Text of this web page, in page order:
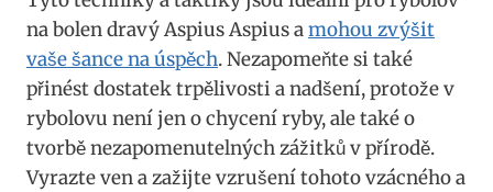
na bolen dravý Aspius Aspius amohou zvýšit
vaše šance na úspěch. Nezapomeňte si také
přinést dostatek trpělivosti a nadšení, protože v
rybolovu není jen o chycení ryby, ⁣ale také o‌
tvorbě⁣ nezapomenutelných zážitků v přírodě.
Vyrazte ven a zažijte vzrušení tohoto vzácného a